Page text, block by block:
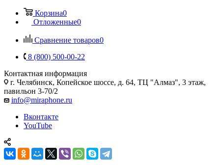
Корзина0
Отложенные0
Сравнение товаров0
8 (800) 500-00-22
Контактная информация
г. Челябинск, Копейское шоссе, д. 64, ТЦ "Алмаз", 3 этаж,
павильон 3-70/2
info@miraphone.ru
Вконтакте
YouTube